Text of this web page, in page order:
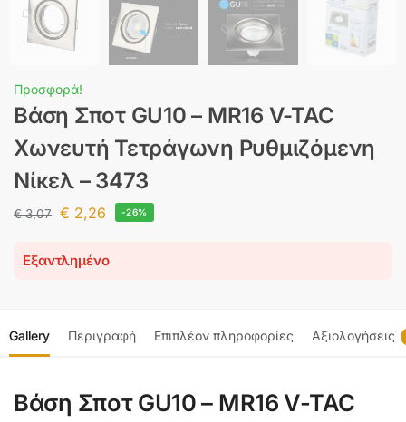
Προσφορά!
Βάση Σποτ GU10 – MR16 V-TAC
Χωνευτή Τετράγωνη Ρυθμιζόμενη
Νίκελ – 3473
€3,07 € 2,26 -26%
Εξαντλημένο
Gallery Περιγραφή Επιπλέον πληροφορίες Αξιολογήσεις
Βάση Σποτ GU10 – MR16 V-TAC